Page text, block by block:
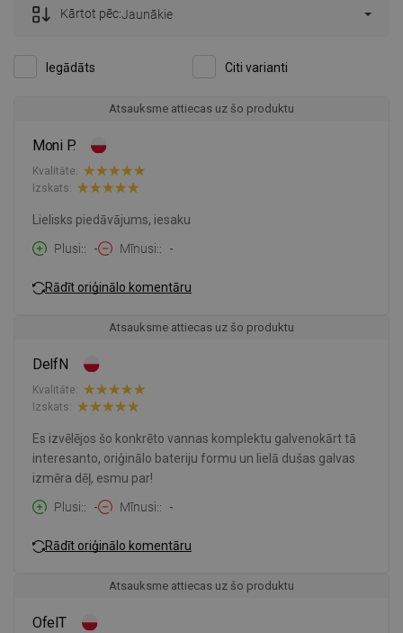
Iegādāts Citi varianti
Kārtot pēc:Jaunākie
Atsauksme attiecas uz šo produktu
Moni P.
Kvalitāte:
Izskats:
Lielisks piedāvājums, iesaku
Plusi:
- Mīnusi: -
Rādīt oriģinālo komentāru
Atsauksme attiecas uz šo produktu
DelfN
Kvalitāte:
Izskats:
Es izvēlējos šo konkrēto vannas komplektu galvenokārt tā
interesanto, oriģinālo bateriju formu un lielā dušas galvas
izmēra dēļ, esmu par!
Plusi:
- Mīnusi: -
Rādīt oriģinālo komentāru
Atsauksme attiecas uz šo produktu
OfelT